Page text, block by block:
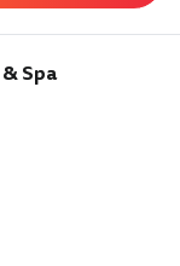
Spa